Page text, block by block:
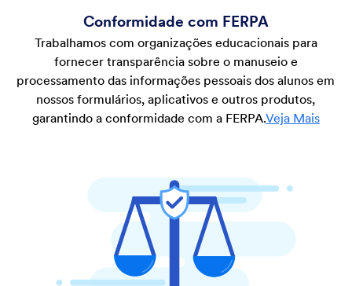
Conformidade com FERPA
Trabalhamos com organizações educacionais para
fornecer transparência sobre o manuseio e
processamento das informações pessoais dos alunos em
nossos formulários, aplicativos e outros produtos,
garantindo a conformidade com a FERPA.Veja Mais